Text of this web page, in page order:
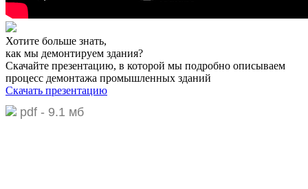
Хотите больше знать,
как мы демонтируем здания?
Скачайте презентацию, в которой мы подробно описываем
процесс демонтажа промышленных зданий
Скачать презентацию
pdf - 9.1 мб